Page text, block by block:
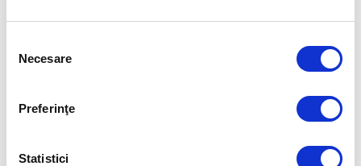
consimțământului
Necesare
Preferinţe
Statistici